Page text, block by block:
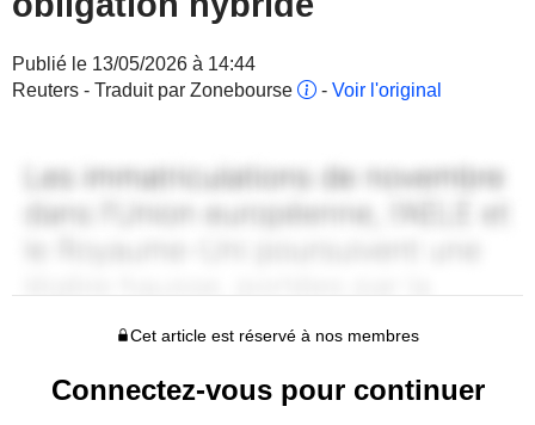
Publié le 13/05/2026 à 14:44
Reuters - Traduit par Zonebourse
- Voir l'original
Cet article est réservé à nos membres
Connectez-vous pour continuer